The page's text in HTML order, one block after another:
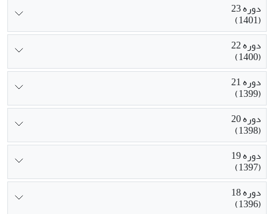
دوره 23
(1401)
دوره 22
(1400)
دوره 21
(1399)
دوره 20
(1398)
دوره 19
(1397)
دوره 18
(1396)